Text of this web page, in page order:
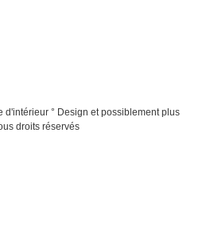
d'intérieur ° Design et possiblement plus
droits réservés